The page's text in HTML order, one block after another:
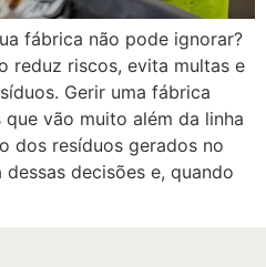
fábrica não pode ignorar?
reduz riscos, evita multas e
Gerir uma fábrica
vão muito além da linha
dos resíduos gerados no
decisões e, quando